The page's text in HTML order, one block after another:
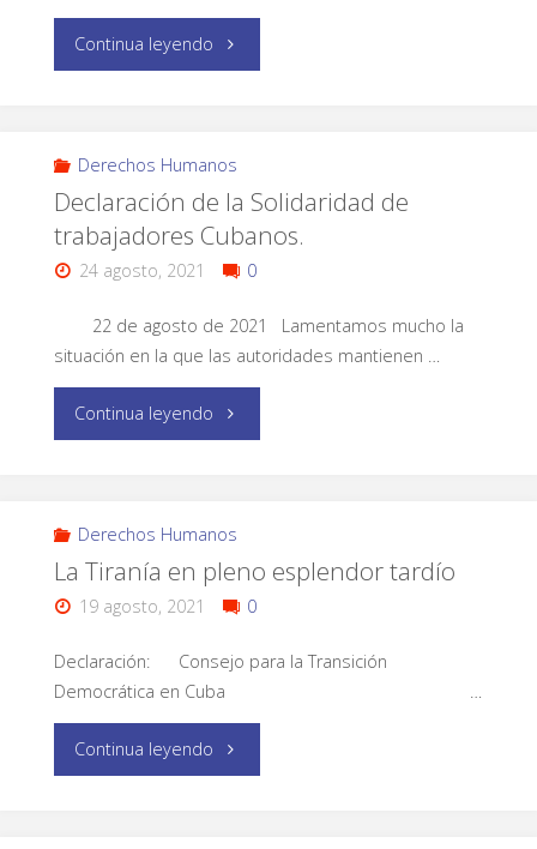
Continua leyendo
Derechos Humanos
Declaración de la Solidaridad de
trabajadores Cubanos.
24 agosto, 2021 0
22 de agosto de 2021 Lamentamos mucho la
situación en la que las autoridades mantienen …
Continua leyendo
Derechos Humanos
La Tiranía en pleno esplendor tardío
19 agosto, 2021 0
Declaración: Consejo para la Transición
Democrática en Cuba …
Continua leyendo